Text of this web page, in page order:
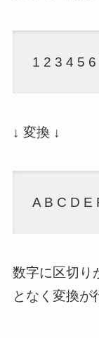
1 2 3 4 5 6
↓ 変換 ↓
A B C D E
数字に区切り
となく変換が